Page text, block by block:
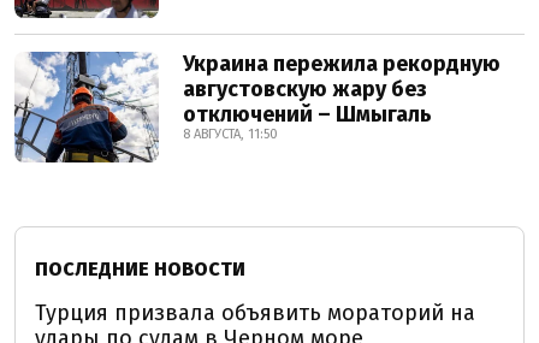
Украина пережила рекордную
августовскую жару без
отключений – Шмыгаль
8 АВГУСТА, 11:50
ПОСЛЕДНИЕ НОВОСТИ
Турция призвала объявить мораторий на